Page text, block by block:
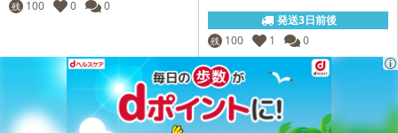
残 100 0 0
発送3日前後
残 100 1 0